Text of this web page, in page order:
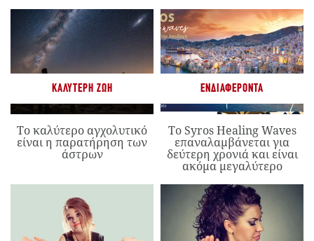
ΚΑΛΎΤΕΡΗ ΖΩΉ
Το καλύτερο αγχολυτικό
είναι η παρατήρηση των
άστρων
ΕΝΔΙΑΦΈΡΟΝΤΑ
Το Syros Healing Waves
επαναλαμβάνεται για
δεύτερη χρονιά και είναι
ακόμα μεγαλύτερο